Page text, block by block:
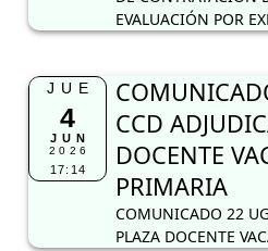
COMUNICADO 22
JUE
4
JUN
PROCESO DE
0010-2026 IV
ANALISTA EN